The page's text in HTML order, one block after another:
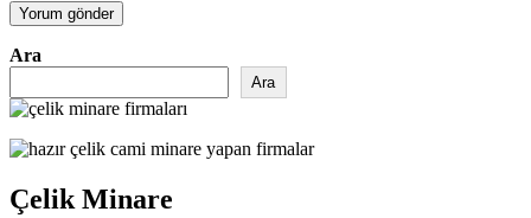
Ara
Ara
Çelik Minare